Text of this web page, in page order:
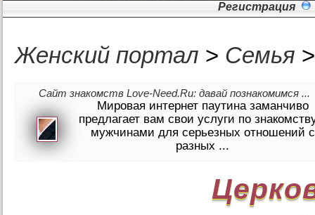
Регистрация
Женский портал > Семья
Сайт знакомств Love-Need.Ru: давай познакомимся ...
Мировая интернет паутина заманчиво
предлагает вам свои услуги по
мужчинами для серьезных отношений с
разных ...